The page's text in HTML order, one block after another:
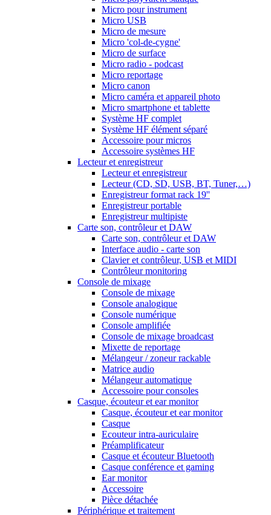
Micro pour instrument
Micro USB
Micro de mesure
Micro 'col-de-cygne'
Micro de surface
Micro radio - podcast
Micro reportage
Micro canon
Micro caméra et appareil photo
Micro smartphone et tablette
Système HF complet
Système HF élément séparé
Accessoire pour micros
Accessoire systèmes HF
Lecteur et enregistreur
Lecteur et enregistreur
Lecteur (CD, SD, USB, BT, Tuner,…)
Enregistreur format rack 19''
Enregistreur portable
Enregistreur multipiste
Carte son, contrôleur et DAW
Carte son, contrôleur et DAW
Interface audio - carte son
Clavier et contrôleur, USB et MIDI
Contrôleur monitoring
Console de mixage
Console de mixage
Console analogique
Console numérique
Console amplifiée
Console de mixage broadcast
Mixette de reportage
Mélangeur / zoneur rackable
Matrice audio
Mélangeur automatique
Accessoire pour consoles
Casque, écouteur et ear monitor
Casque, écouteur et ear monitor
Casque
Ecouteur intra-auriculaire
Préamplificateur
Casque et écouteur Bluetooth
Casque conférence et gaming
Ear monitor
Accessoire
Pièce détachée
Périphérique et traitement